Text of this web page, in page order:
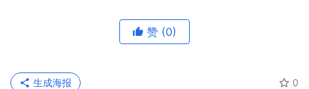
赞 (0)
0
生成海报